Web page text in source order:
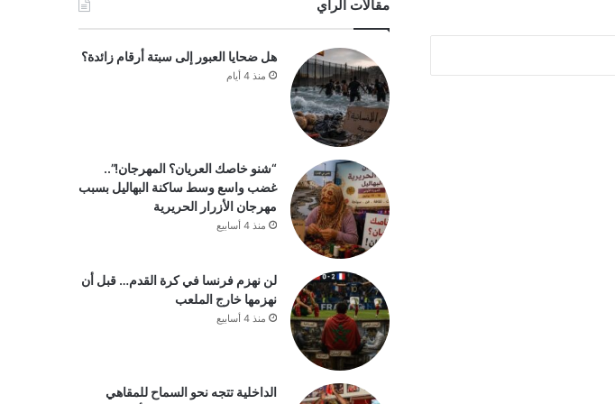
مقالات الرأي
هل ضحايا العبور إلى سبتة أرقام زائدة؟
منذ 4 أيام
“شنو خاصك العريان؟ المهرجان!”..
غضب واسع وسط ساكنة البهاليل بسبب
مهرجان الأزرار الحريرية
منذ 4 أسابيع
لن نهزم فرنسا في كرة القدم… قبل أن
نهزمها خارج الملعب
منذ 4 أسابيع
الداخلية تتجه نحو السماح للمقاهي